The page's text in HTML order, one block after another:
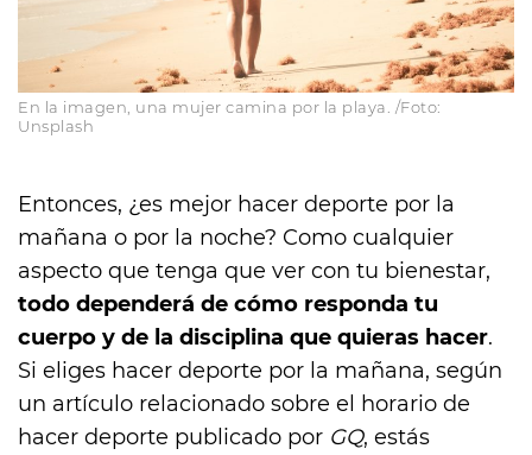
En la imagen, una mujer camina por la playa. /Foto:
Unsplash
Entonces, ¿es mejor hacer deporte por la
mañana o por la noche? Como cualquier
aspecto que tenga que ver con tu bienestar,
todo dependerá de cómo responda tu
cuerpo y de la disciplina que quieras hacer.
Si eliges hacer deporte por la mañana, según
un artículo relacionado sobre el horario de
hacer deporte publicado por GQ, estás